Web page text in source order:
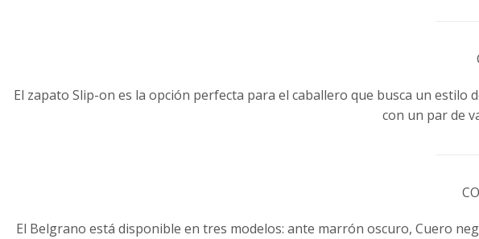
El zapato Slip-on es la opción perfecta para el caballero que busca un estilo
con un par de
El Belgrano está disponible en tres modelos: ante marrón oscuro, Cuero